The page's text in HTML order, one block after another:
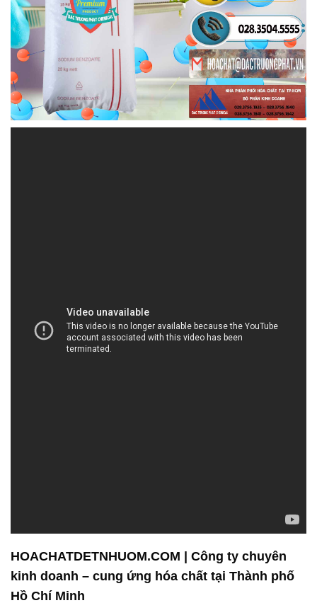
Công ty Hóa Chất Đắc Trường Phát tự hào là đơn vị
chuyên kinh doanh bán và phân phối hóa chất, cam
kết mang đến cho khách hàng những giải pháp tùy
chỉnh và chất lượng cao nhất để đáp ứng nhu cầu